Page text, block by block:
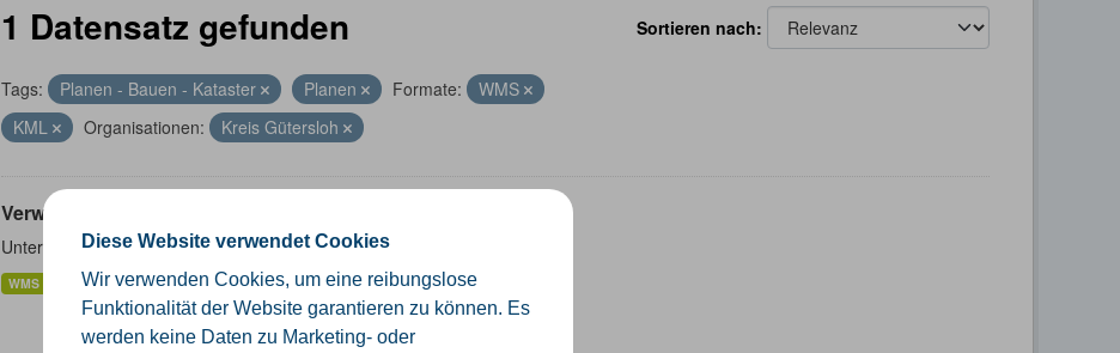
Diese Website verwendet Cookies
Wir verwenden Cookies, um eine reibungslose
Funktionalität der Website garantieren zu können. Es
werden keine Daten zu Marketing- oder
Sortieren nach
1 Datensatz gefunden
Tags: Planen - Bauen - Kataster Planen Formate:
WMS
KML
Organisationen: Kreis Gütersloh
Verwaltungsgrenzen
Unterschiedliche Ebenen der Verwaltungsgrenzen im Kreis Gütersloh
WMS SHP GeoJSON KML